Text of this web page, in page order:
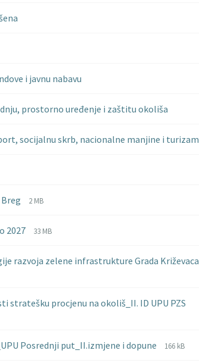
i javnu nabavu
prostorno uređenje i zaštitu okoliša
socijalnu skrb, nacionalne manjine i turizam
File
File
2 MB
2027
File
File
33 MB
razvoja zelene infrastrukture Grada Križevaca
stratešku procjenu na okoliš_II. ID UPU PZS
Posrednji put_II.izmjene i dopune
File
File
166 kB